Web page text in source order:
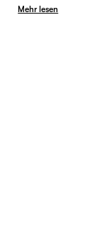
Mehr lesen